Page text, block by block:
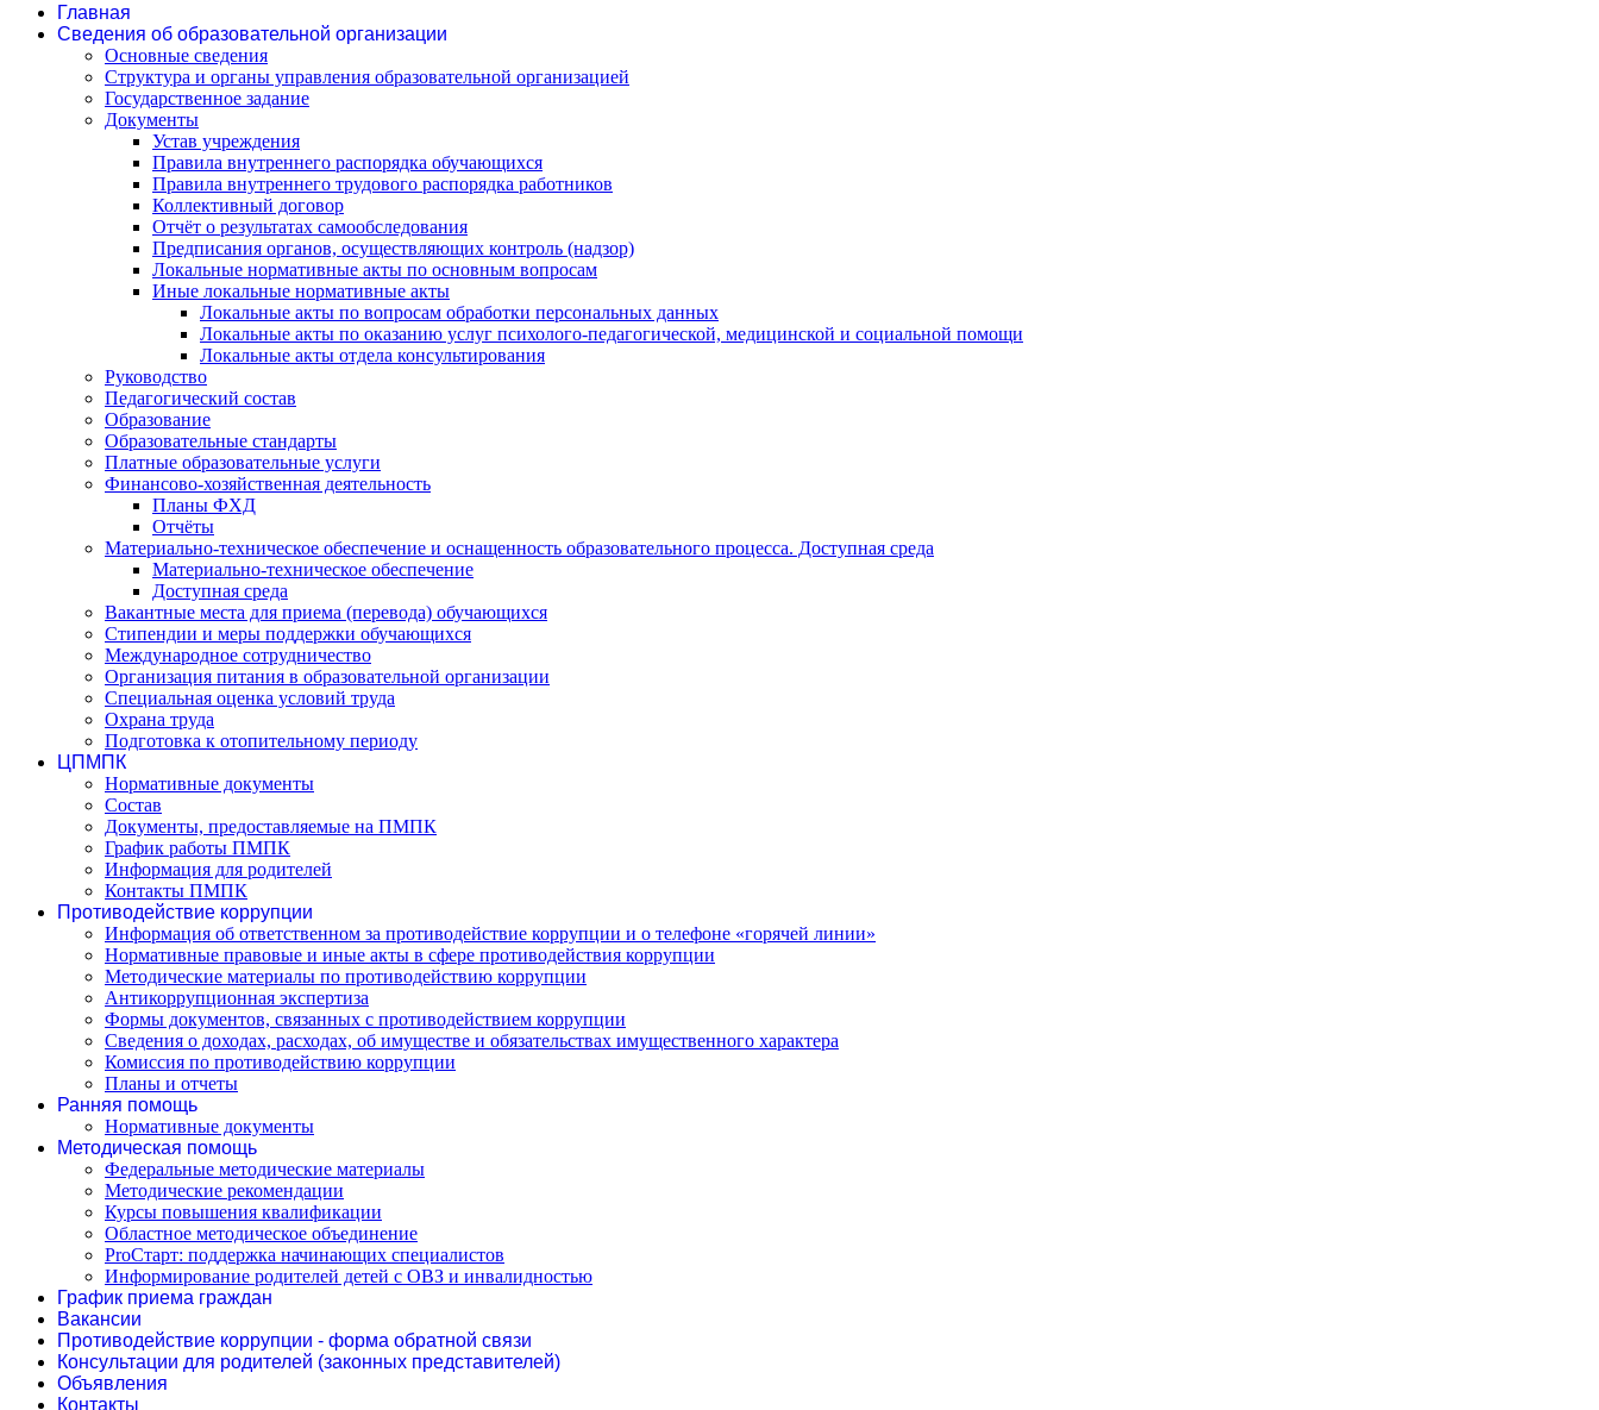
Главная
Сведения об образовательной организации
Основные сведения
Структура и органы управления образовательной организацией
Государственное задание
Документы
Устав учреждения
Правила внутреннего распорядка обучающихся
Правила внутреннего трудового распорядка работников
Коллективный договор
Отчёт о результатах самообследования
Предписания органов, осуществляющих контроль (надзор)
Локальные нормативные акты по основным вопросам
Иные локальные нормативные акты
Локальные акты по вопросам обработки персональных данных
Локальные акты по оказанию услуг психолого-педагогической, медицинской и социальной помощи
Локальные акты отдела консультирования
Руководство
Педагогический состав
Образование
Образовательные стандарты
Платные образовательные услуги
Финансово-хозяйственная деятельность
Планы ФХД
Отчёты
Материально-техническое обеспечение и оснащенность образовательного процесса. Доступная среда
Материально-техническое обеспечение
Доступная среда
Вакантные места для приема (перевода) обучающихся
Стипендии и меры поддержки обучающихся
Международное сотрудничество
Организация питания в образовательной организации
Специальная оценка условий труда
Охрана труда
Подготовка к отопительному периоду
ЦПМПК
Нормативные документы
Состав
Документы, предоставляемые на ПМПК
График работы ПМПК
Информация для родителей
Контакты ПМПК
Противодействие коррупции
Информация об ответственном за противодействие коррупции и о телефоне «горячей линии»
Нормативные правовые и иные акты в сфере противодействия коррупции
Методические материалы по противодействию коррупции
Антикоррупционная экспертиза
Формы документов, связанных с противодействием коррупции
Сведения о доходах, расходах, об имуществе и обязательствах имущественного характера
Комиссия по противодействию коррупции
Планы и отчеты
Ранняя помощь
Нормативные документы
Методическая помощь
Федеральные методические материалы
Методические рекомендации
Курсы повышения квалификации
Областное методическое объединение
ProСтарт: поддержка начинающих специалистов
Информирование родителей детей с ОВЗ и инвалидностью
График приема граждан
Вакансии
Противодействие коррупции - форма обратной связи
Консультации для родителей (законных представителей)
Объявления
Контакты